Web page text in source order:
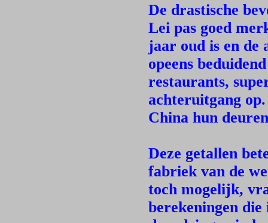
De drastische
Lei pas goed
jaar oud is en
opeens
restaurants,
achteruitgang
China hun
Deze getallen
fabriek van de
toch mogelijk,
berekeningen